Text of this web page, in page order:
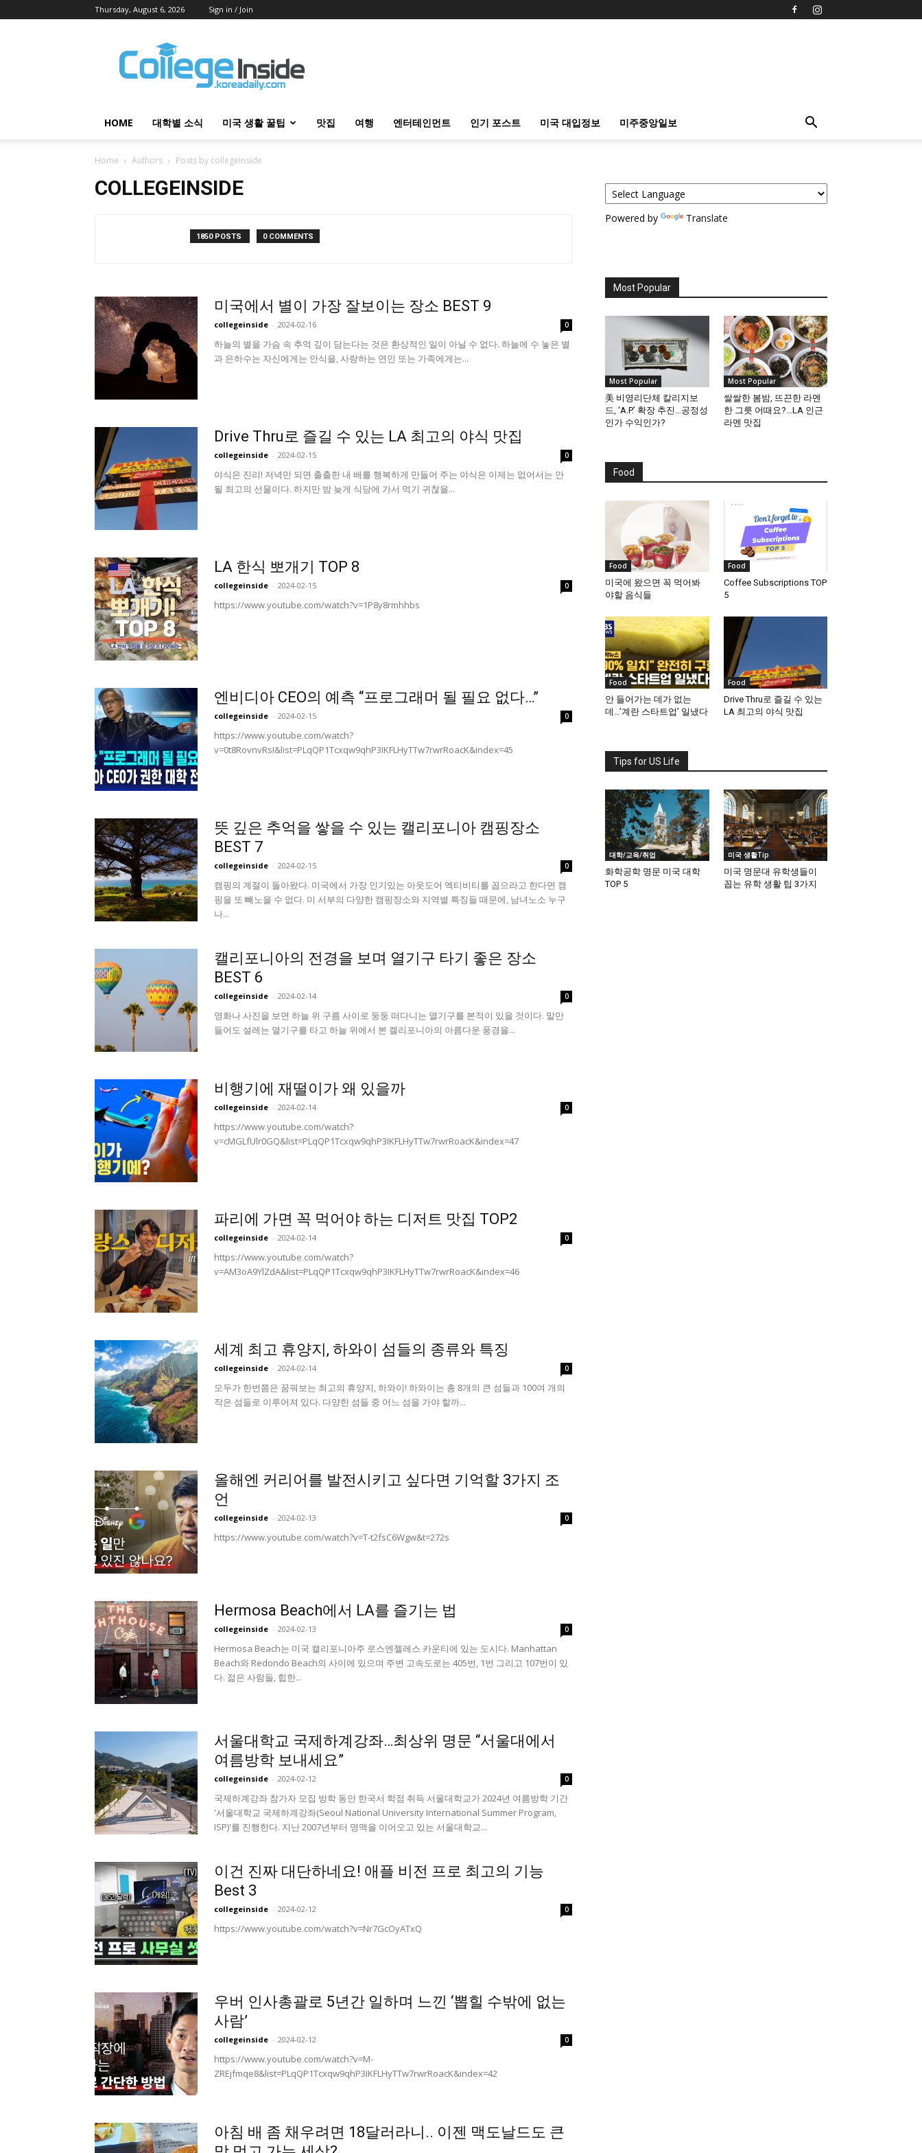
Thursday, August 6, 2026 Sign in / Join
Inside
HOME 대학별 소식 미국 생활 꿀팁 맛집 여행 엔터테인먼트 인기 포스트 미국 대입정보 미주중앙일보
Home Authors Posts by collegeinside
COLLEGEINSIDE
1850 POSTS 0 COMMENTS
미국에서 별이 가장 잘보이는 장소 BEST 9
collegeinside - 2024-02-16 0
하늘의 별을 가슴 속 추억 깊이 담는다는 것은 환상적인 일이 아닐 수 없다. 하늘에 수 놓은 별
과 은하수는 자신에게는 안식을, 사랑하는 연인 또는 가족에게는...
Drive Thru로 즐길 수 있는 LA 최고의 야식 맛집
collegeinside - 2024-02-15 0
야식은 진리! 저녁만 되면 출출한 내 배를 행복하게 만들어 주는 야식은 이제는 없어서는 안
될 최고의 선물이다. 하지만 밤 늦게 식당에 가서 먹기 귀찮을...
LA 한식 뽀개기 TOP 8
collegeinside - 2024-02-15 0
https://www.youtube.com/watch?v=1P8y8rmhhbs
엔비디아 CEO의 예측 “프로그래머 될 필요 없다…”
collegeinside - 2024-02-15 0
https://www.youtube.com/watch?
v=0t8RovnvRsI&list=PLqQP1Tcxqw9qhP3IKFLHyTTw7rwrRoacK&index=45
뜻 깊은 추억을 쌓을 수 있는 캘리포니아 캠핑장소
BEST 7
collegeinside - 2024-02-15 0
캠핑의 계절이 돌아왔다. 미국에서 가장 인기있는 아웃도어 엑티비티를 꼽으라고 한다면 캠
핑을 또 빼노을 수 없다. 미 서부의 다양한 캠핑장소와 지역별 특징들 때문에, 남녀노소 누구
나...
캘리포니아의 전경을 보며 열기구 타기 좋은 장소
BEST 6
collegeinside - 2024-02-14 0
영화나 사진을 보면 하늘 위 구름 사이로 둥둥 떠다니는 열기구를 본적이 있을 것이다. 말만
들어도 설레는 열기구를 타고 하늘 위에서 본 캘리포니아의 아름다운 풍경을...
비행기에 재떨이가 왜 있을까
collegeinside - 2024-02-14 0
https://www.youtube.com/watch?
v=cMGLfUlr0GQ&list=PLqQP1Tcxqw9qhP3IKFLHyTTw7rwrRoacK&index=47
파리에 가면 꼭 먹어야 하는 디저트 맛집 TOP2
collegeinside - 2024-02-14 0
https://www.youtube.com/watch?
v=AM3oA9YlZdA&list=PLqQP1Tcxqw9qhP3IKFLHyTTw7rwrRoacK&index=46
세계 최고 휴양지, 하와이 섬들의 종류와 특징
collegeinside - 2024-02-14 0
모두가 한번쯤은 꿈꿔보는 최고의 휴양지, 하와이! 하와이는 총 8개의 큰 섬들과 100여 개의
작은 섬들로 이루어져 있다. 다양한 섬들 중 어느 섬을 가야 할까...
올해엔 커리어를 발전시키고 싶다면 기억할 3가지 조
언
collegeinside - 2024-02-13 0
https://www.youtube.com/watch?v=T-t2fsC6Wgw&t=272s
Hermosa Beach에서 LA를 즐기는 법
collegeinside - 2024-02-13 0
Hermosa Beach는 미국 캘리포니아주 로스엔젤레스 카운티에 있는 도시다. Manhattan
Beach와 Redondo Beach의 사이에 있으며 주변 고속도로는 405번, 1번 그리고 107번이 있
다. 젊은 사람들, 힙한...
서울대학교 국제하계강좌…최상위 명문 “서울대에서
여름방학 보내세요”
collegeinside - 2024-02-12 0
국제하계강좌 참가자 모집 방학 동안 한국서 학점 취득 서울대학교가 2024년 여름방학 기간
'서울대학교 국제하계강좌(Seoul National University International Summer Program,
ISP)'를 진행한다. 지난 2007년부터 명맥을 이어오고 있는 서울대학교...
이건 진짜 대단하네요! 애플 비전 프로 최고의 기능
Best 3
collegeinside - 2024-02-12 0
https://www.youtube.com/watch?v=Nr7GcOyATxQ
우버 인사총괄로 5년간 일하며 느낀 ‘뽑힐 수밖에 없는
사람’
collegeinside - 2024-02-12 0
https://www.youtube.com/watch?v=M-
ZREjfmqe8&list=PLqQP1Tcxqw9qhP3IKFLHyTTw7rwrRoacK&index=42
아침 배 좀 채우려면 18달러라니.. 이젠 맥도날드도 큰
Powered by Translate
Most Popular
Most Popular
美 비영리단체 칼리지보
드, ‘A.P.’ 확장 추진…공정성
인가 수익인가?
Most Popular
쌀쌀한 봄밤, 뜨끈한 라멘
한 그릇 어때요?…LA 인근
라멘 맛집
Food
Food
미국에 왔으면 꼭 먹어봐
야할 음식들
Food
Coffee Subscriptions TOP
5
Food
안 들어가는 데가 없는
데…’계란 스타트업’ 일냈다
Food
Drive Thru로 즐길 수 있는
LA 최고의 야식 맛집
Tips for US Life
대학/교육/취업
화학공학 명문 미국 대학
TOP 5
미국 생활Tip
미국 명문대 유학생들이
꼽는 유학 생활 팁 3가지